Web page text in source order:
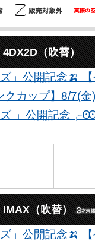
（吹替）
」公開記念🍌
クカップ】8/7(金
ズ 」公開記念
（吹替）
」公開記念🍌